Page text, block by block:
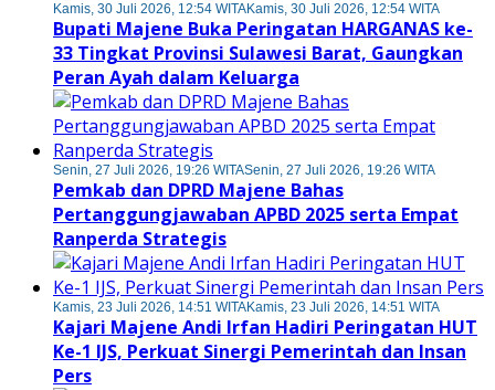
Kamis, 30 Juli 2026, 12:54 WITAKamis, 30 Juli 2026, 12:54 WITA
Bupati Majene Buka Peringatan HARGANAS ke-
33 Tingkat Provinsi Sulawesi Barat, Gaungkan
Peran Ayah dalam Keluarga
Senin, 27 Juli 2026, 19:26 WITASenin, 27 Juli 2026, 19:26 WITA
Pemkab dan DPRD Majene Bahas
Pertanggungjawaban APBD 2025 serta Empat
Ranperda Strategis
Kamis, 23 Juli 2026, 14:51 WITAKamis, 23 Juli 2026, 14:51 WITA
Kajari Majene Andi Irfan Hadiri Peringatan HUT
Ke-1 IJS, Perkuat Sinergi Pemerintah dan Insan
Pers